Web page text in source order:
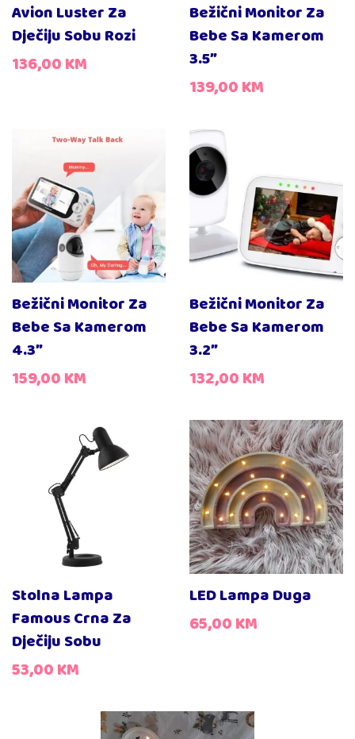
Avion Luster Za
Dječiju Sobu Rozi
136,00KM
Bežični Monitor Za
Bebe Sa Kamerom
3.5″
139,00KM
Bežični Monitor Za
Bebe Sa Kamerom
4.3″
159,00KM
Bežični Monitor Za
Bebe Sa Kamerom
3.2″
132,00KM
Stolna Lampa
Famous Crna Za
Dječiju Sobu
53,00KM
LED Lampa Duga
65,00KM